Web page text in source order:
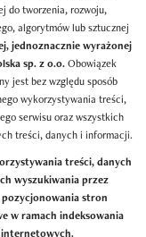
do tworzenia, rozwoju,
algorytmów lub sztucznej
jednoznacznie wyrażonej
sp. z o.o.Obowiązek
jest bez względu sposób
wykorzystywania treści,
serwisu oraz wszystkich
treści, danych i informacji.
treści, danych
wyszukiwania przez
stron
w ramach indeksowania